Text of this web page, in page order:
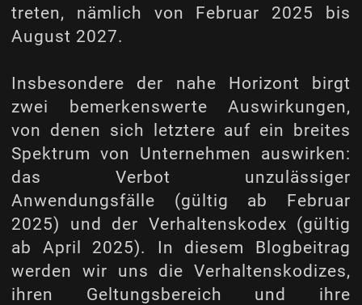
treten, nämlich von Februar 2025 bis
August 2027.
Insbesondere der nahe Horizont birgt
zwei bemerkenswerte Auswirkungen,
von denen sich letztere auf ein breites
Spektrum von Unternehmen auswirken:
das Verbot unzulässiger
Anwendungsfälle (gültig ab Februar
2025) und der Verhaltenskodex (gültig
ab April 2025). In diesem Blogbeitrag
werden wir uns die Verhaltenskodizes,
ihren Geltungsbereich und ihre